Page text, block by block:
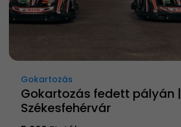
Gokartozás
Gokartozás fedett pályán |
Székesfehérvár